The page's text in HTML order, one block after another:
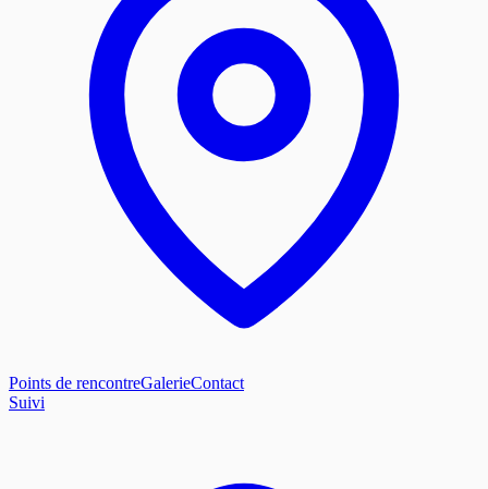
Points de rencontreGalerieContact
Suivi